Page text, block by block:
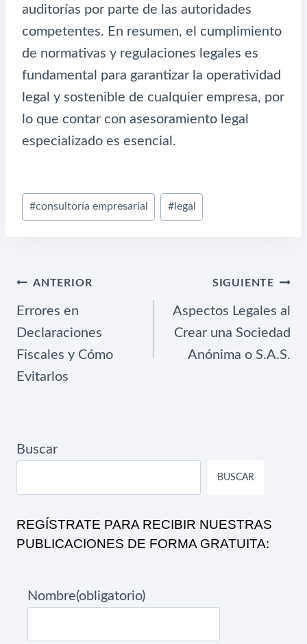
auditorías por parte de las autoridades
competentes. En resumen, el cumplimiento
de normativas y regulaciones legales es
fundamental para garantizar la operatividad
legal y sostenible de cualquier empresa, por
lo que contar con asesoramiento legal
especializado es esencial.
Etiquetas
de
#consultoría empresarial #legal
NAVEGACIÓN
ENTRADAS
ANTERIOR
Errores en
Declaraciones
Fiscales y Cómo
Evitarlos
SIGUIENTE
Aspectos Legales al
Crear una Sociedad
Anónima o S.A.S.
Buscar
BUSCAR
REGÍSTRATE PARA RECIBIR NUESTRAS
PUBLICACIONES DE FORMA GRATUITA:
Nombre(obligatorio)